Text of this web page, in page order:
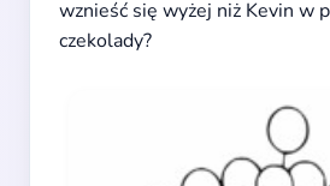
wznieść się wyżej niż Kevin w
czekolady?